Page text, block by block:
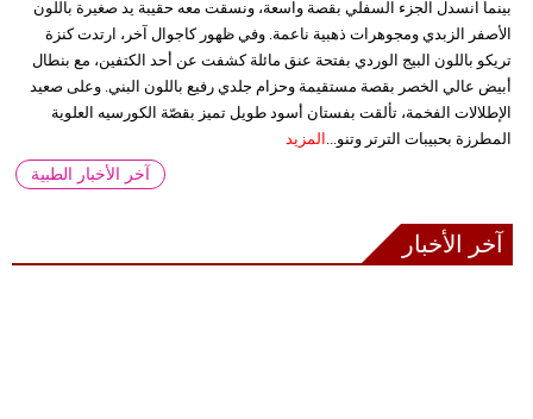
بينما انسدل الجزء السفلي بقصة واسعة، ونسقت معه حقيبة يد صغيرة باللون
الأصفر الزبدي ومجوهرات ذهبية ناعمة. وفي ظهور كاجوال آخر، ارتدت كنزة
تريكو باللون البيج الوردي بفتحة عنق مائلة كشفت عن أحد الكتفين، مع بنطال
أبيض عالي الخصر بقصة مستقيمة وحزام جلدي رفيع باللون البني. وعلى صعيد
الإطلالات الفخمة، تألقت بفستان أسود طويل تميز بقصّة الكورسيه العلوية
المطرزة بحبيبات الترتر وتنو... المزيد
آخر الأخبار الطبية
آخر الأخبار